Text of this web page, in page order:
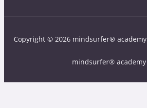
Copyright © 2026 mindsurfer® academy
mindsurfer® academy